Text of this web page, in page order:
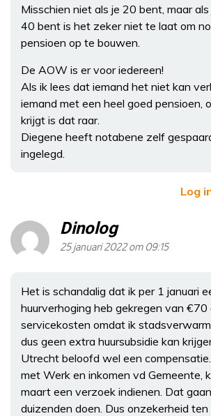
Misschien niet als je 20 bent, maar
40 bent is het zeker niet te laat om
pensioen op te bouwen.
De AOW is er voor iedereen!
Als ik lees dat iemand het niet kan
iemand met een heel goed pensioen,
krijgt is dat raar.
Diegene heeft notabene zelf
ingelegd.
Log
Dinolog
25 januari 2022 om 09:15
Het is schandalig dat ik per 1 januari
huurverhoging heb gekregen van €70
servicekosten omdat ik
dus geen extra huursubsidie kan
Utrecht beloofd wel een
met Werk en inkomen vd Gemeente,
maart een verzoek indienen. Dat
duizenden doen. Dus onzekerheid